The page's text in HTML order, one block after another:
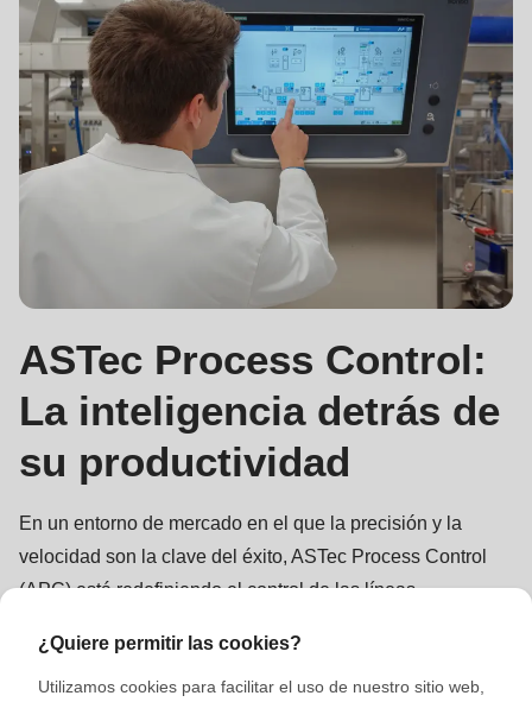
ASTec Process Control:
La inteligencia detrás de
su productividad
En un entorno de mercado en el que la precisión y la
velocidad son la clave del éxito, ASTec Process Control
(APC) está redefiniendo el control de las líneas
APC integra tecnología de sensores de última generación
y análisis en tiempo real para garantizar una producción
¿Quiere permitir las cookies?
Utilizamos cookies para facilitar el uso de nuestro sitio web,